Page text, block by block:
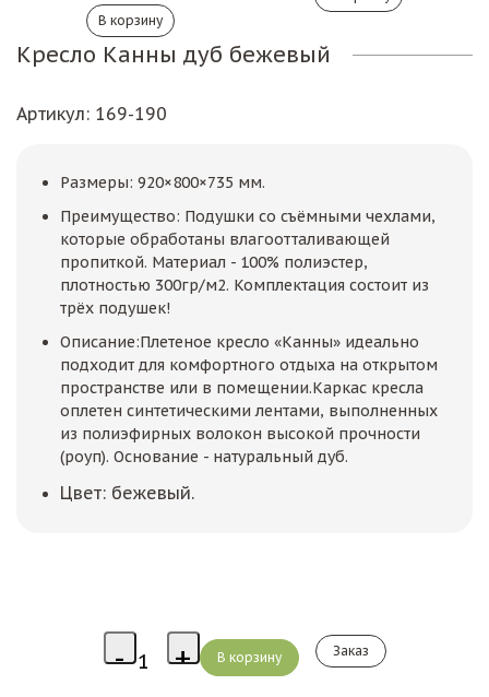
Кресло Канны дуб бежевый
Артикул: 169-190
Размеры: 920×800×735 мм.
Преимущество: Подушки со съёмными чехлами,
которые обработаны влагоотталивающей
пропиткой. Материал - 100% полиэстер,
плотностью 300гр/м2. Комплектация состоит из
трёх подушек!
Описание:Плетеное кресло «Канны» идеально
подходит для комфортного отдыха на открытом
пространстве или в помещении.Каркас кресла
оплетен синтетическими лентами, выполненных
из полиэфирных волокон высокой прочности
(роуп). Основание - натуральный дуб.
Цвет: бежевый.
Заказ